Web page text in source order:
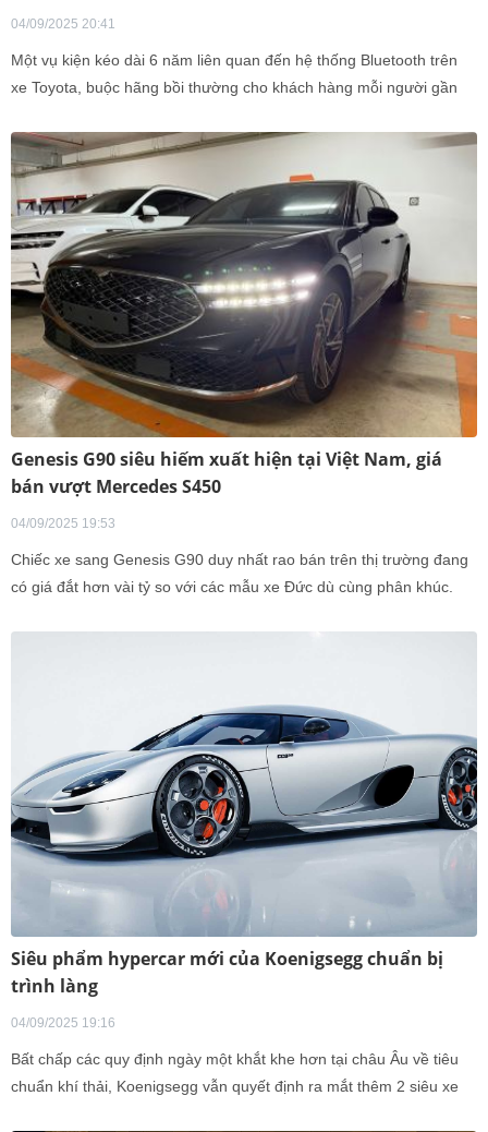
04/09/2025 20:41
Một vụ kiện kéo dài 6 năm liên quan đến hệ thống Bluetooth trên
xe Toyota, buộc hãng bồi thường cho khách hàng mỗi người gần
Genesis G90 siêu hiếm xuất hiện tại Việt Nam, giá
bán vượt Mercedes S450
04/09/2025 19:53
Chiếc xe sang Genesis G90 duy nhất rao bán trên thị trường đang
có giá đắt hơn vài tỷ so với các mẫu xe Đức dù cùng phân khúc.
Siêu phẩm hypercar mới của Koenigsegg chuẩn bị
trình làng
04/09/2025 19:16
Bất chấp các quy định ngày một khắt khe hơn tại châu Âu về tiêu
chuẩn khí thải, Koenigsegg vẫn quyết định ra mắt thêm 2 siêu xe